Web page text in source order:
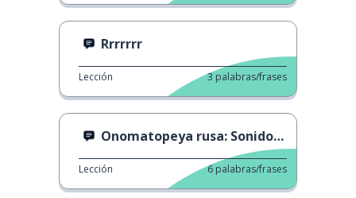
Rrrrrrr
Lección 3 palabras/frases
Onomatopeya rusa: Sonidos de animales 1
Lección 6 palabras/frases